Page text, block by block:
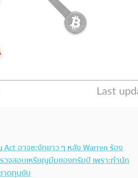
Act อาจชะงักยาว ๆ หลัง Warren ร้อง
วจสอบเหรียญมีมของทรัมป์ เพราะทำนัก
าดทุนยับ